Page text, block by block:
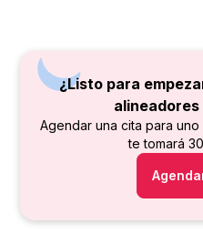
¿Listo para
alineadores
Agendar una cita para
te tomará